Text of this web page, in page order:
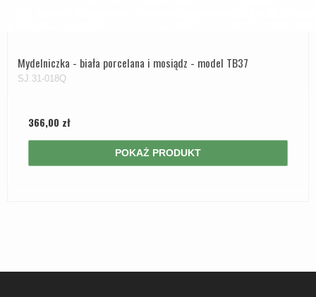
Mydelniczka - biała porcelana i mosiądz - model TB37
SJ.31-018Q
366,00 zł
POKAŻ PRODUKT